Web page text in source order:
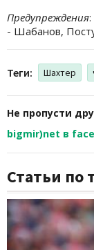
Предупреждения
- Шабанов,
Теги: Шахтер
Не пропусти
bigmir)net в
Статьи по